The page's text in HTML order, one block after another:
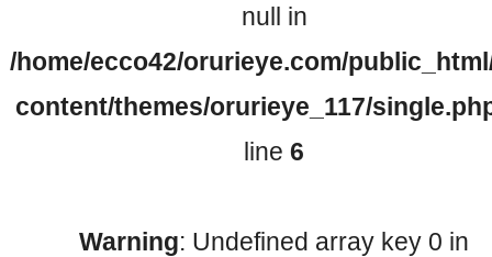
null in
/home/ecco42/orurieye.com/
content/themes/orurieye_117/
line6
Warning: Undefined array key 0 in